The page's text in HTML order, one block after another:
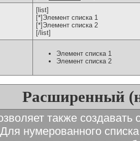
[list]
[*]Элемент списка 1
[*]Элемент списка 2
[/list]
Элемент списка 1
Элемент списка 2
Расширенный
также
нумерованного